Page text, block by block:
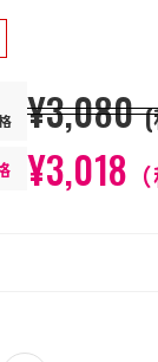
¥3,080
¥3,018